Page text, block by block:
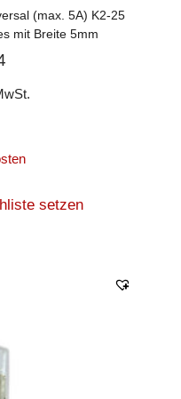
(max. 5A) K2-25
mit Breite 5mm
setzen